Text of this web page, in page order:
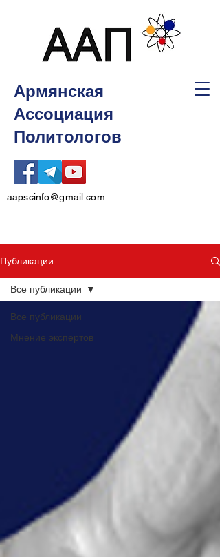
Армянская
Ассоциация
Политологов
aapscinfo@gmail.com
Публикации
Все публикации
Мнение экспертов
Все публикации